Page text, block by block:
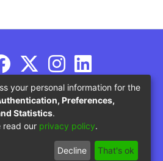
de Educación
your personal information for the
Preferences,
Statistics.
read our privacy policy.
Decline That's ok